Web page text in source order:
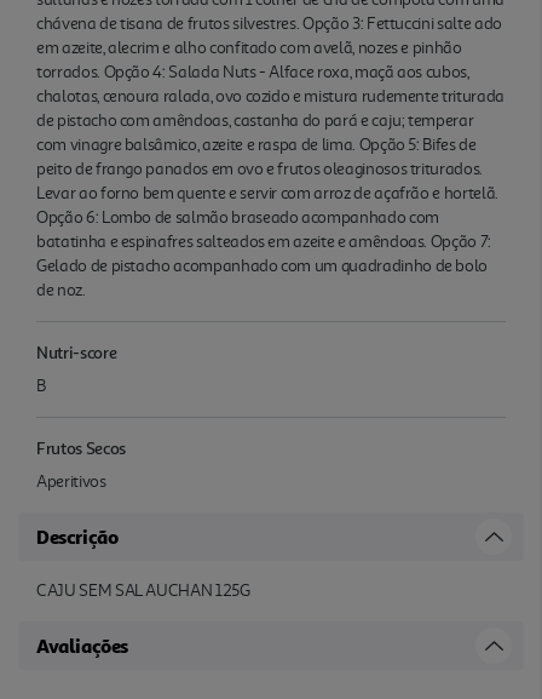
chávena de tisana de frutos silvestres. Opção 3: Fettuccini salte ado
em azeite, alecrim e alho confitado com avelã, nozes e pinhão
torrados. Opção 4: Salada Nuts - Alface roxa, maçã aos cubos,
chalotas, cenoura ralada, ovo cozido e mistura rudemente triturada
de pistacho com amêndoas, castanha do pará e caju; temperar
com vinagre balsâmico, azeite e raspa de lima. Opção 5: Bifes de
peito de frango panados em ovo e frutos oleaginosos triturados.
Levar ao forno bem quente e servir com arroz de açafrão e hortelã.
Opção 6: Lombo de salmão braseado acompanhado com
batatinha e espinafres salteados em azeite e amêndoas. Opção 7:
Gelado de pistacho acompanhado com um quadradinho de bolo
de noz.
Nutri-score
B
Frutos Secos
Aperitivos
Descrição
CAJU SEM SAL AUCHAN 125G
Avaliações